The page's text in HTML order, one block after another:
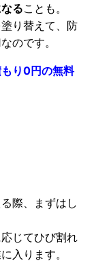
ることも。
り替えて、防
のです。
り0円の無料
際、まずはし
じてひび割れ
入ります。